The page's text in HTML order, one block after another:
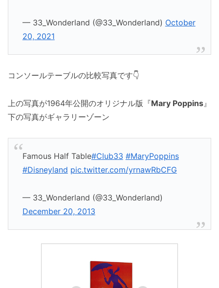
— 33_Wonderland (@33_Wonderland) October
20, 2021
コンソールテーブルの比較写真です👇
上の写真が1964年公開のオリジナル版『Mary Poppins』
下の写真がギャラリーゾーン
Famous Half Table#Club33 #MaryPoppins
#Disneyland pic.twitter.com/yrnawRbCFG
— 33_Wonderland (@33_Wonderland)
December 20, 2013